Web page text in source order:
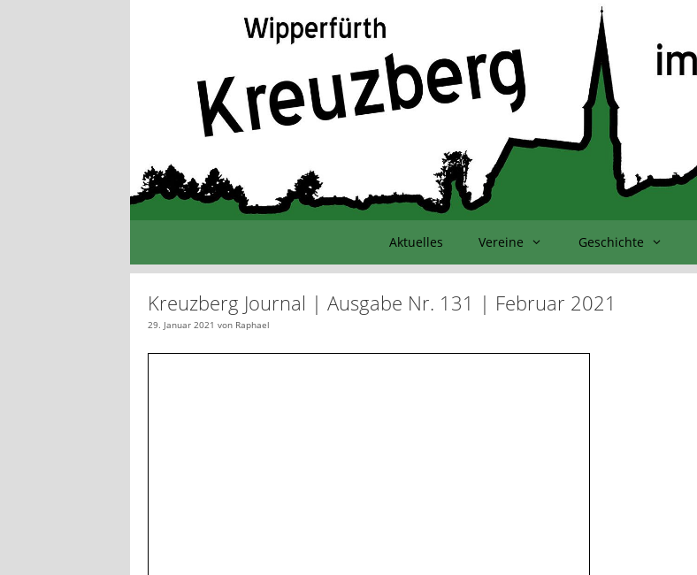
Aktuelles Vereine Geschichte
Kreuzberg Journal | Ausgabe Nr. 131 | Februar 2021
29. Januar 2021 von Raphael